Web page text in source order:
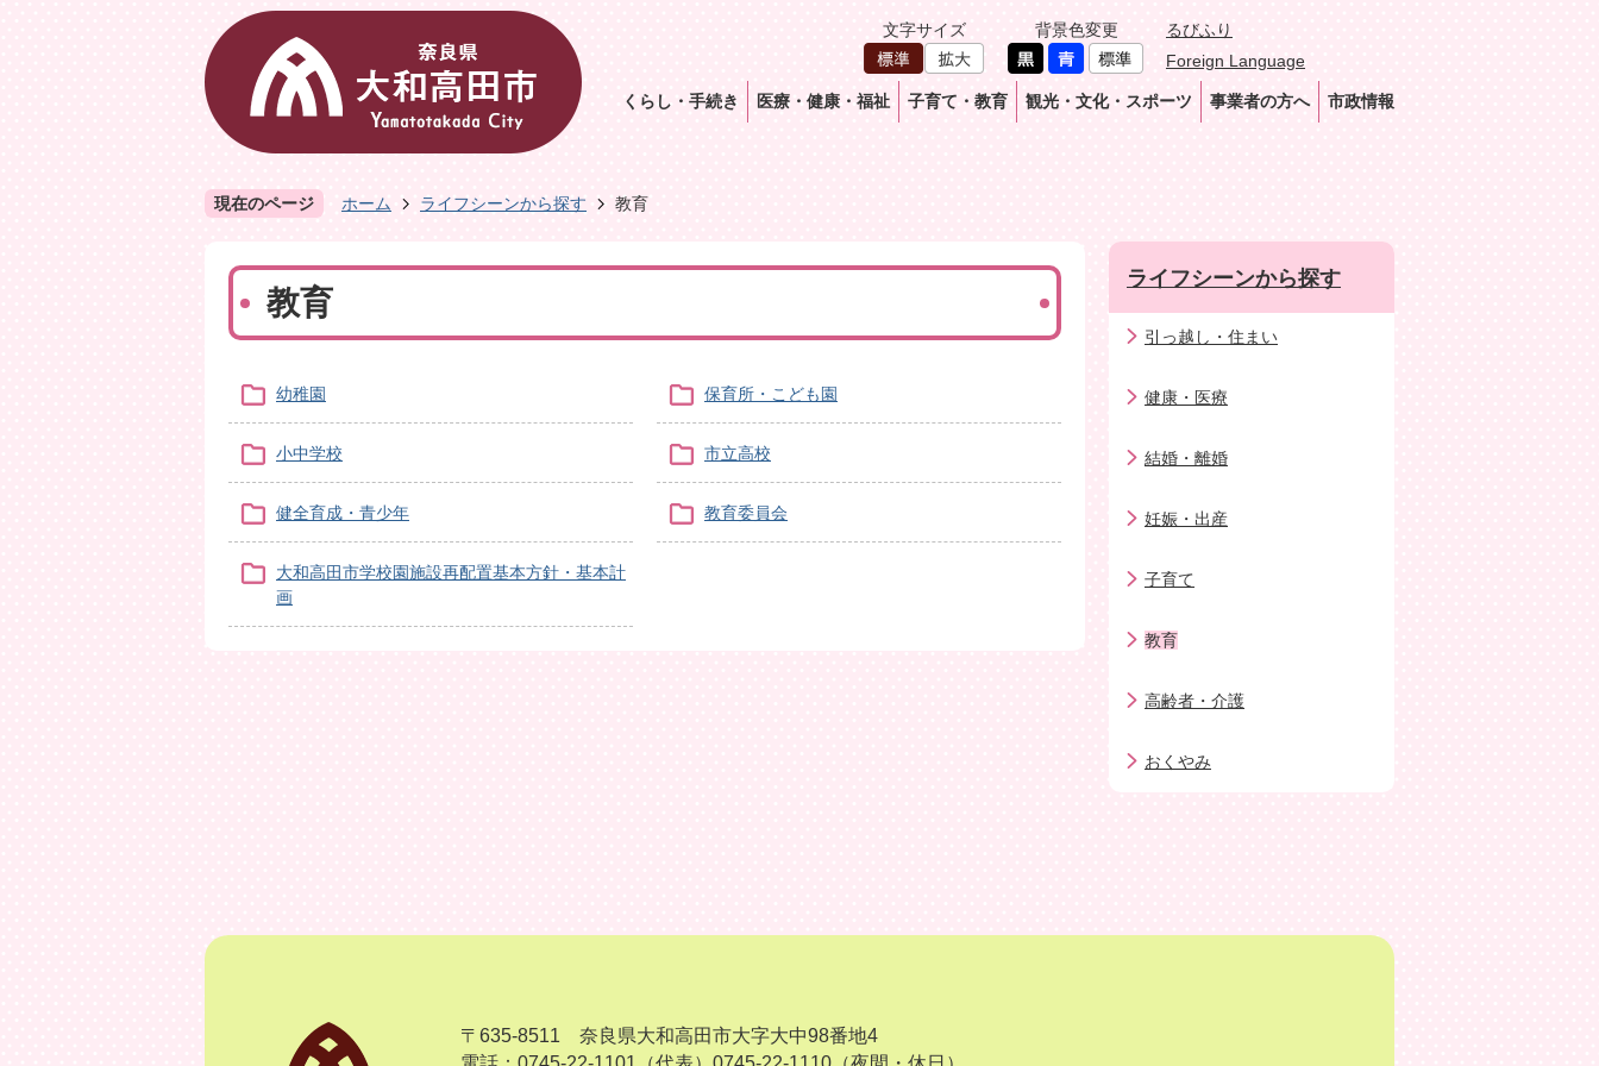
文字サイズ 背景色変更
るびふり
Foreign Language
くらし・手続き 医療・健康・福祉 子育て・教育 観光・文化・スポーツ 事業者の方へ 市政情報
現在のページ ホーム ライフシーンから探す 教育
教育
幼稚園 保育所・こども園
小中学校 市立高校
健全育成・青少年 教育委員会
大和高田市学校園施設再配置基本方針・基本計
画
ライフシーンから探す
引っ越し・住まい
健康・医療
結婚・離婚
妊娠・出産
子育て
教育
高齢者・介護
おくやみ
〒635-8511 奈良県大和高田市大字大中98番地4